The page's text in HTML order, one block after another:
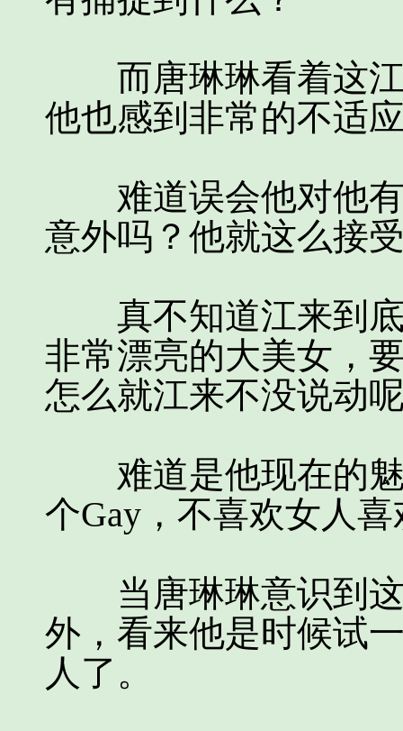
而唐琳琳看着这江
他也感到非常的不适
难道误会他对他有
意外吗？他就这么接
真不知道江来到底
非常漂亮的大美女，
怎么就江来不没说动
难道是他现在的魅
个Gay，不喜欢女人
当唐琳琳意识到这
外，看来他是时候试
人了。